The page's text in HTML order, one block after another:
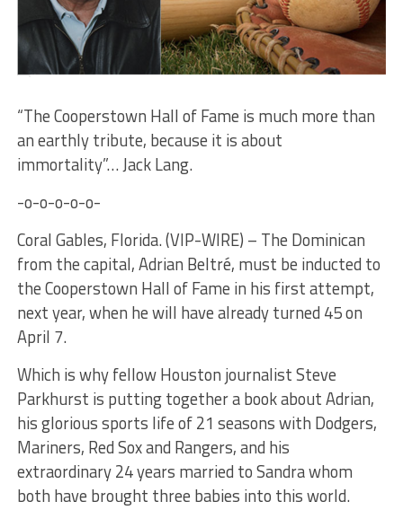
“The Cooperstown Hall of Fame is much more than
an earthly tribute, because it is about
immortality”… Jack Lang.
-o-o-o-o-o-
Coral Gables, Florida. (VIP-WIRE) – The Dominican
from the capital, Adrian Beltré, must be inducted to
the Cooperstown Hall of Fame in his first attempt,
next year, when he will have already turned 45 on
April 7.
Which is why fellow Houston journalist Steve
Parkhurst is putting together a book about Adrian,
his glorious sports life of 21 seasons with Dodgers,
Mariners, Red Sox and Rangers, and his
extraordinary 24 years married to Sandra whom
both have brought three babies into this world.